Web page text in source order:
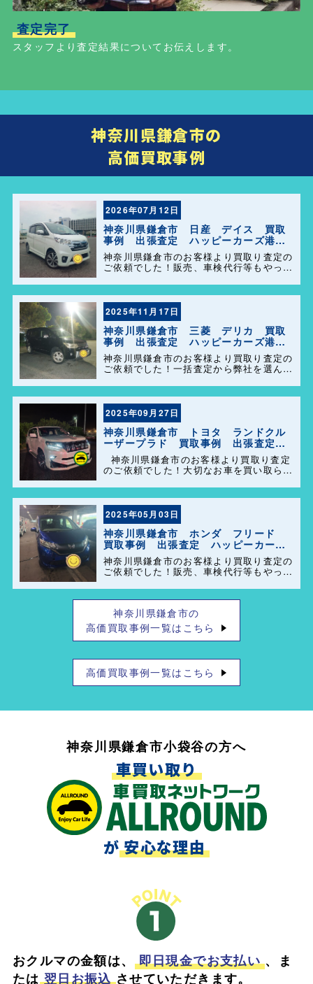
査定完了
スタッフより査定結果についてお伝えします。
神奈川県鎌倉市の
高価買取事例
2026年07月12日
神奈川県鎌倉市 日産 デイス 買取
事例 出張査定 ハッピーカーズ港南
店！
神奈川県鎌倉市のお客様より買取り査定の
ご依頼でした！販売、車検代行等もやって
ば、気軽にご相談して下さい(^o^)／
2025年11月17日
神奈川県鎌倉市 三菱 デリカ 買取
事例 出張査定 ハッピーカーズ港南
店！
神奈川県鎌倉市のお客様より買取り査定の
ご依頼でした！一括査定から弊社を選んで
た、事務所に遊びに来てください。
2025年09月27日
神奈川県鎌倉市 トヨタ ランドクル
ーザープラド 買取事例 出張査定
ハッピーカーズ港南店
神奈川県鎌倉市のお客様より買取り査定
のご依頼でした！大切なお車を買い取らせ
社の事をよろしくお願いします＼(^o^)／
2025年05月03日
神奈川県鎌倉市 ホンダ フリード
買取事例 出張査定 ハッピーカーズ
港南店！
神奈川県鎌倉市のお客様より買取り査定の
ご依頼でした！販売、車検代行等もやって
ば、気軽にご相談して下さい(^o^)／ 口コ
ミもありがとうございました！
神奈川県鎌倉市の
高価買取事例一覧はこちら
高価買取事例一覧はこちら
神奈川県鎌倉市小袋谷の方へ
車買い取り
が安心な理由
おクルマの金額は、 即日現金でお支払い 、ま
たは 翌日お振込 させていただきます。